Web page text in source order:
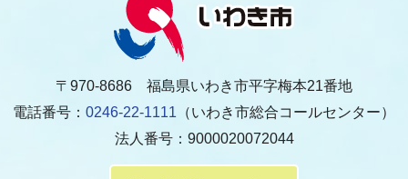
〒970-8686 福島県いわき市平字梅本21番地
電話番号： 0246-22-1111 （いわき市総合コールセンター）
法人番号：9000020072044